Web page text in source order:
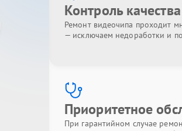
Контроль качества
Ремонт видеочипа проходит
— исключаем недоработки и
Приоритетное
При гарантийном случае